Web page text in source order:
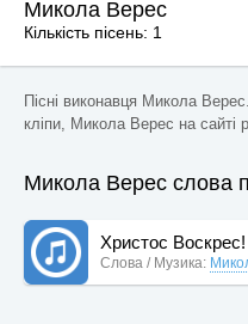
Микола Верес
Кількість пісень: 1
Пісні виконавця Микола
кліпи, Микола Верес на сайті
Микола Верес слова
Xристос
Слова / Музика: